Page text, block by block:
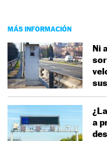
MÁS INFORMACIÓN
Ni
a